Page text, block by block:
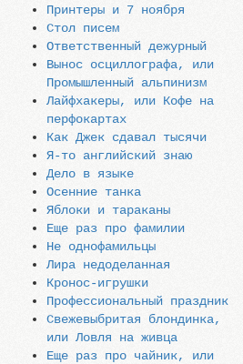
Принтеры и 7 ноября
Стол писем
Ответственный дежурный
Вынос осциллографа, или
Промышленный альпинизм
Лайфхакеры, или Кофе на
перфокартах
Как Джек сдавал тысячи
Я-то английский знаю
Дело в языке
Осенние танка
Яблоки и тараканы
Еще раз про фамилии
Не однофамильцы
Лира недоделанная
Кронос-игрушки
Профессиональный праздник
Свежевыбритая блондинка,
или Ловля на живца
Еще раз про чайник, или